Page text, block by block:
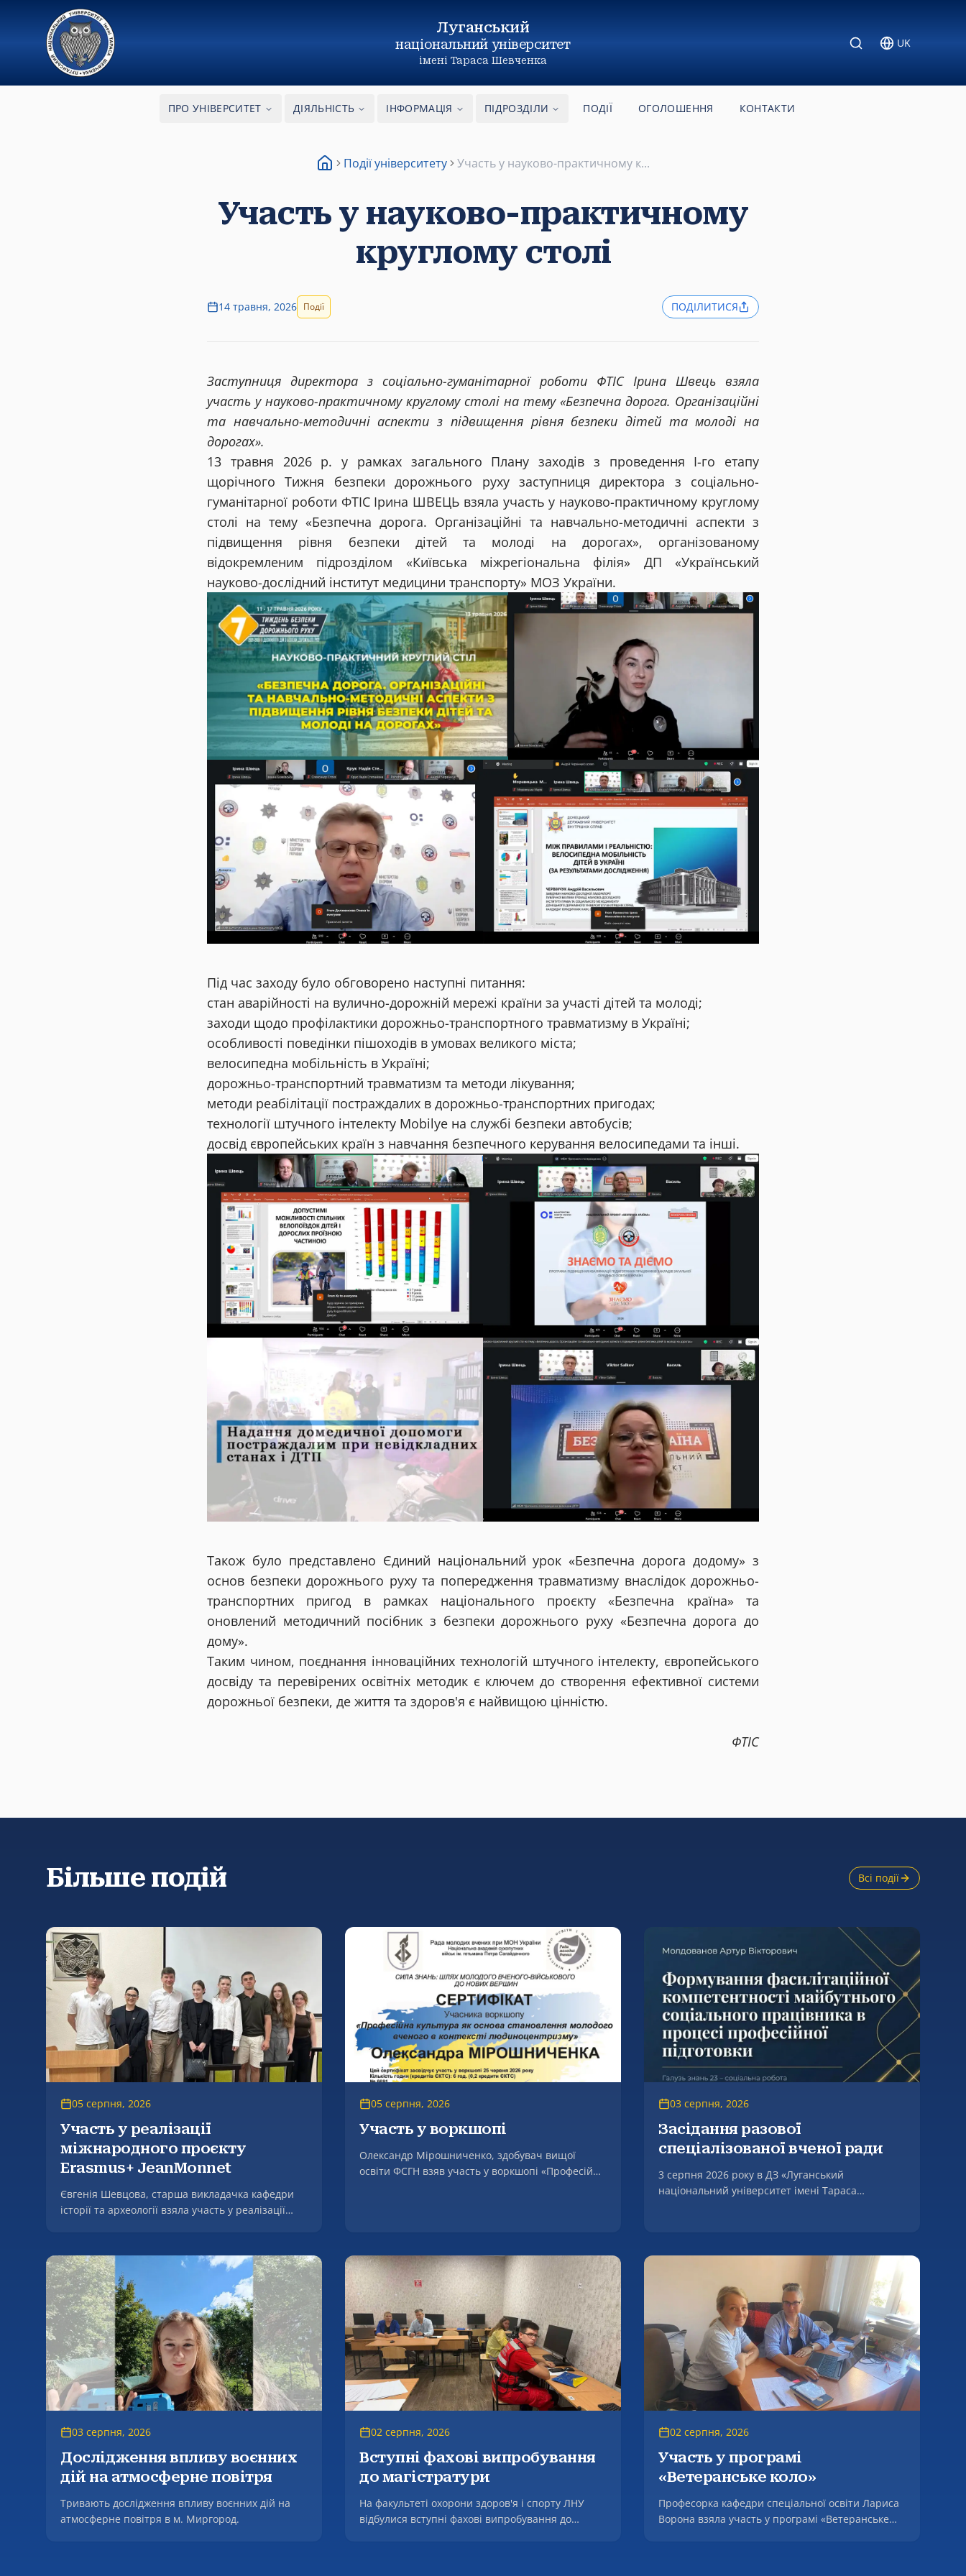
Луганський
національний університет
імені Тараса Шевченка
UK
ПРО УНІВЕРСИТЕТ ДІЯЛЬНІСТЬ ІНФОРМАЦІЯ ПІДРОЗДІЛИ ПОДІЇ ОГОЛОШЕННЯ КОНТАКТИ
Події університету Участь у науково-практичному к...
Участь у науково-практичному
круглому столі
14 травня, 2026 Події ПОДІЛИТИСЯ
Заступниця директора з соціально-гуманітарної роботи ФТІС Ірина Швець взяла
участь у науково-практичному круглому столі на тему «Безпечна дорога. Організаційні
та навчально-методичні аспекти з підвищення рівня безпеки дітей та молоді на
дорогах».
13 травня 2026 р. у рамках загального Плану заходів з проведення І-го етапу
щорічного Тижня безпеки дорожнього руху заступниця директора з соціально-
гуманітарної роботи ФТІС Ірина ШВЕЦЬ взяла участь у науково-практичному круглому
столі на тему «Безпечна дорога. Організаційні та навчально-методичні аспекти з
підвищення рівня безпеки дітей та молоді на дорогах», організованому
відокремленим підрозділом «Київська міжрегіональна філія» ДП «Український
науково-дослідний інститут медицини транспорту» МОЗ України.
Під час заходу було обговорено наступні питання:
стан аварійності на вулично-дорожній мережі країни за участі дітей та молоді;
заходи щодо профілактики дорожньо-транспортного травматизму в Україні;
особливості поведінки пішоходів в умовах великого міста;
велосипедна мобільність в Україні;
дорожньо-транспортний травматизм та методи лікування;
методи реабілітації постраждалих в дорожньо-транспортних пригодах;
технології штучного інтелекту Mobilye на службі безпеки автобусів;
досвід європейських країн з навчання безпечного керування велосипедами та інші.
Також було представлено Єдиний національний урок «Безпечна дорога додому» з
основ безпеки дорожнього руху та попередження травматизму внаслідок дорожньо-
транспортних пригод в рамках національного проєкту «Безпечна країна» та
оновлений методичний посібник з безпеки дорожнього руху «Безпечна дорога до
дому».
Таким чином, поєднання інноваційних технологій штучного інтелекту, європейського
досвіду та перевірених освітніх методик є ключем до створення ефективної системи
дорожньої безпеки, де життя та здоров'я є найвищою цінністю.
ФТІС
Більше подій Всі події
05 серпня, 2026
Участь у реалізації
міжнародного проєкту
Erasmus+ JeanMonnet
Євгенія Шевцова, старша викладачка кафедри
історії та археології взяла участь у реалізації
аграрній сфері» (EUNDAS).
05 серпня, 2026
Участь у воркшопі
Олександр Мірошниченко, здобувач вищої
освіти ФСГН взяв участь у воркшопі «Професійна
03 серпня, 2026
Засідання разової
спеціалізованої вченої ради
3 серпня 2026 року в ДЗ «Луганський
національний університет імені Тараса
Вікторовича на тему «Формування
фасилітаційної компетентності майбутнього
соціального працівника в процесі професійної
підготовки» за спеціальністю 231 – Соціальна
03 серпня, 2026
Дослідження впливу воєнних
дій на атмосферне повітря
Тривають дослідження впливу воєнних дій на
атмосферне повітря в м. Миргород.
02 серпня, 2026
Вступні фахові випробування
до магістратури
На факультеті охорони здоров'я і спорту ЛНУ
відбулися вступні фахові випробування до
02 серпня, 2026
Участь у програмі
«Ветеранське коло»
Професорка кафедри спеціальної освіти Лариса
Ворона взяла участь у програмі «Ветеранське